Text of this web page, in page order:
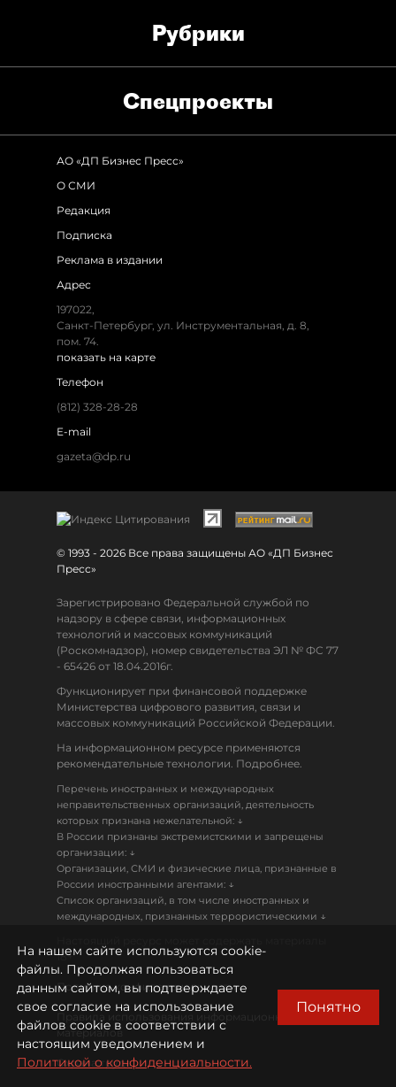
Рубрики
Спец­проекты
АО «ДП Бизнес Пресс»
О СМИ
Редакция
Подписка
Реклама в издании
Адрес
197022,
Санкт-Петербург, ул. Инструментальная, д. 8,
пом. 74.
показать на карте
Телефон
(812) 328-28-28
E-mail
gazeta@dp.ru
© 1993 - 2026 Все права защищены АО «ДП Бизнес
Пресс»
Зарегистрировано Федеральной службой по
надзору в сфере связи, информационных
технологий и массовых коммуникаций
(Роскомнадзор), номер свидетельства ЭЛ № ФС 77
- 65426 от 18.04.2016г.
Функционирует при финансовой поддержке
Министерства цифрового развития, связи и
массовых коммуникаций Российской Федерации.
На информационном ресурсе применяются
рекомендательные технологии. Подробнее.
Перечень иностранных и международных
неправительственных организаций, деятельность
которых признана нежелательной: ↓
В России признаны экстремистскими и запрещены
организации: ↓
Организации, СМИ и физические лица, признанные в
России иностранными агентами: ↓
Список организаций, в том числе иностранных и
международных, признанных террористическими ↓
18+
Политика конфиденциальности
Правила использования информационных
материалов
Охрана труда
На нашем сайте используются cookie-
файлы. Продолжая пользоваться
данным сайтом, вы подтверждаете
свое согласие на использование
файлов cookie в соответствии с
настоящим уведомлением и
Политикой о конфиденциальности.
Понятно